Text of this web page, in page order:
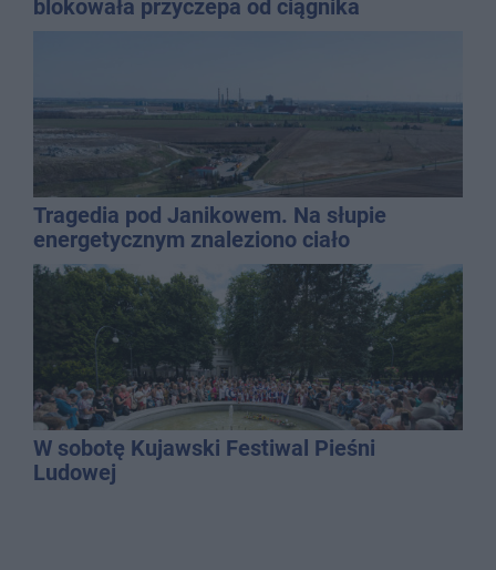
blokowała przyczepa od ciągnika
Tragedia pod Janikowem. Na słupie
energetycznym znaleziono ciało
mężczyzny
W sobotę Kujawski Festiwal Pieśni
Ludowej